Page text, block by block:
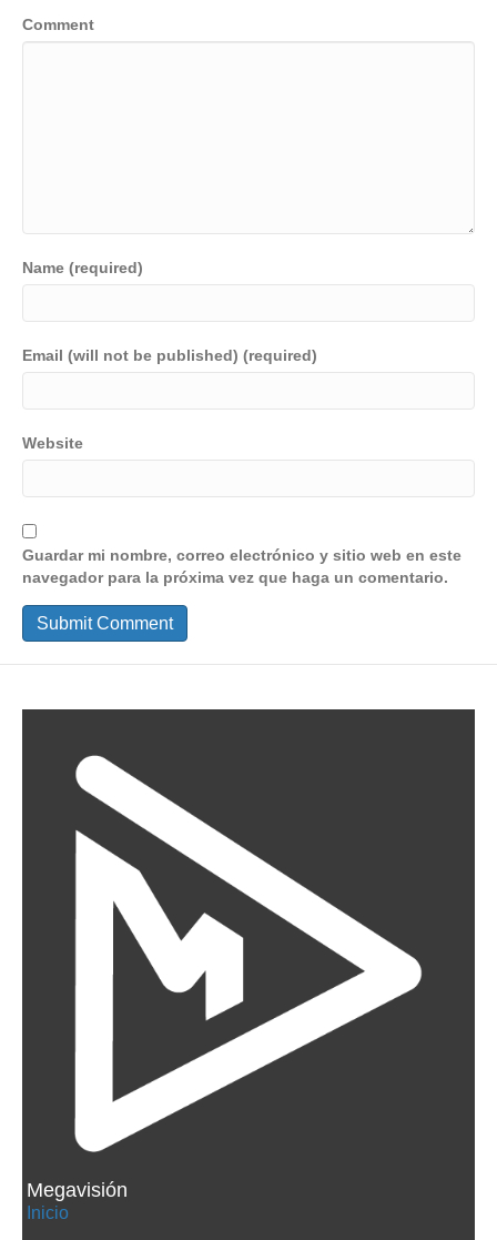
Comment
Name (required)
Email (will not be published) (required)
Website
Guardar mi nombre, correo electrónico y sitio web en este
navegador para la próxima vez que haga un comentario.
Megavisión
Inicio